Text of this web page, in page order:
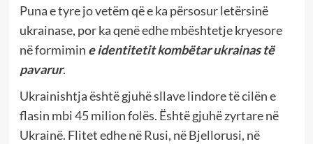
Puna e tyre jo vetëm që e ka përsosur letërsinë
ukrainase, por ka qenë edhe mbështetje kryesore
në formimin e identitetit kombëtar ukrainas të
pavarur.
Ukrainishtja është gjuhë sllave lindore të cilën e
flasin mbi 45 milion folës. Është gjuhë zyrtare në
Ukrainë. Flitet edhe në Rusi, në Bjellorusi, në